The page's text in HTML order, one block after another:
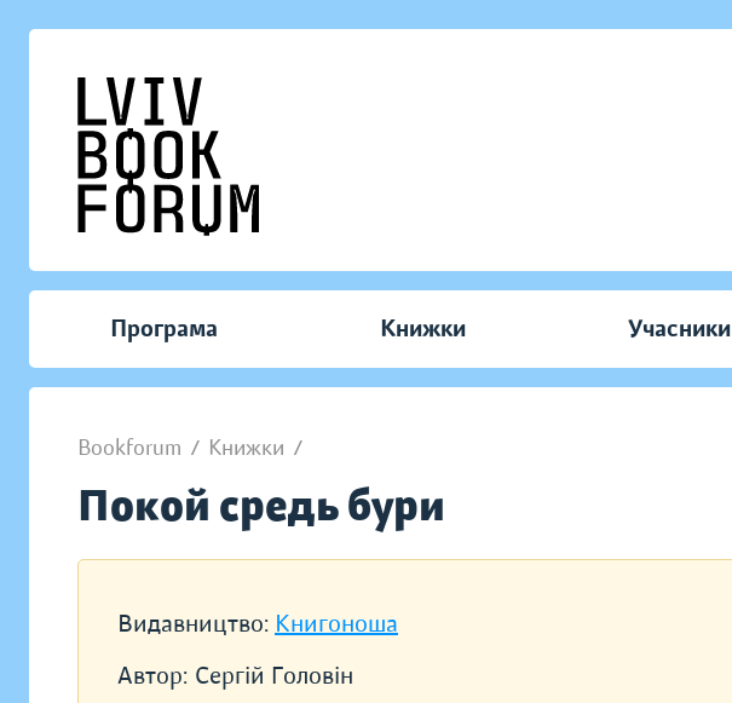
Програма Книжки Учасники
Bookforum / Книжки /
Покой средь бури
Видавництво: Книгоноша
Автор: Сергій Головін